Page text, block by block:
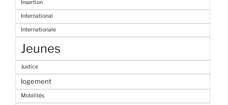
Insertion
International
Internationale
Jeunes
Justice
logement
Mobilités